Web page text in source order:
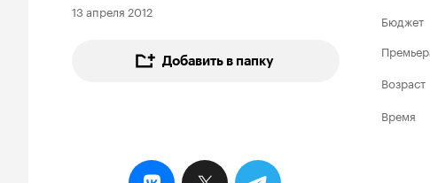
13 апреля 2012
Добавить в папку
Бюджет
Возраст
Время